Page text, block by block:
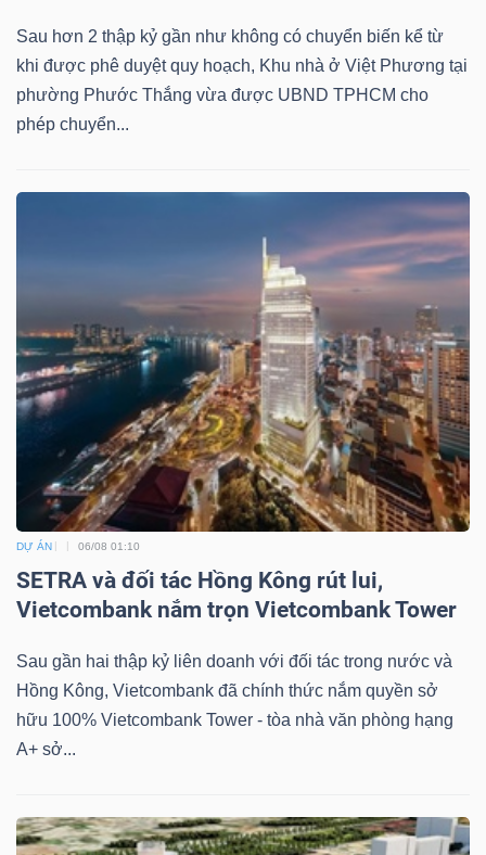
Sau hơn 2 thập kỷ gần như không có chuyển biến kể từ
khi được phê duyệt quy hoạch, Khu nhà ở Việt Phương tại
phường Phước Thắng vừa được UBND TPHCM cho
phép chuyển...
DỰ ÁN 06/08 01:10
SETRA và đối tác Hồng Kông rút lui,
Vietcombank nắm trọn Vietcombank Tower
Sau gần hai thập kỷ liên doanh với đối tác trong nước và
Hồng Kông, Vietcombank đã chính thức nắm quyền sở
hữu 100% Vietcombank Tower - tòa nhà văn phòng hạng
A+ sở...